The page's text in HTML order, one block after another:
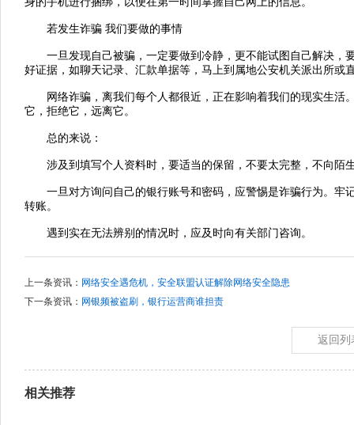
若发生诈骗 我们要做的事情
一旦发现自己被骗，一定要做到冷静，更不能试图自己解决，
好证据，如聊天记录、汇款单据等，马上到属地公安机关派出所或
网络诈骗，离我们每个人都很近，正在影响着我们的现实生活
它，拒绝它，远离它。
总的来说：
涉及到填写个人资料时，要适当的保留，不要太完整，不向陌
一旦对方询问自己的银行账号和密码，应警惕是诈骗行为。牢
转账。
遇到实在无法辨别的情况时，应及时向有关部门咨询。
上一条资讯： 网络安全遇危机，安全联盟认证解除网络安全隐患
下一条资讯： 网银频被盗刷，银行运营商谁担责
返回列
相关推荐